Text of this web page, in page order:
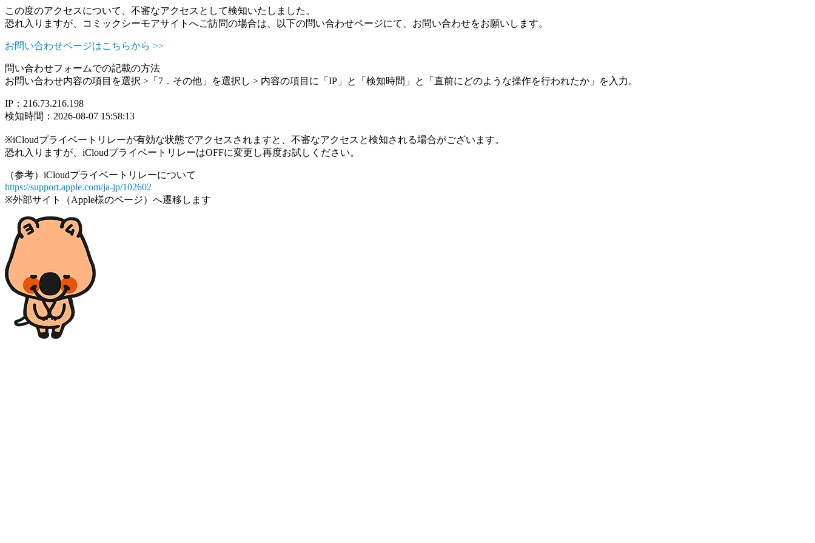
この度のアクセスについて、不審なアクセスとして検知いたしました。
恐れ入りますが、コミックシーモアサイトへご訪問の場合は、以下の問い合わせページにて、お問い合わせをお願いします。
お問い合わせページはこちらから >>
問い合わせフォームでの記載の方法
お問い合わせ内容の項目を選択 >「7．その他」を選択し > 内容の項目に「IP」と「検知時間」と「直前にどのような操作を行われたか」を入力。
IP：216.73.216.198
検知時間：2026-08-07 15:58:13
※iCloudプライベートリレーが有効な状態でアクセスされますと、不審なアクセスと検知される場合がございます。
恐れ入りますが、iCloudプライベートリレーはOFFに変更し再度お試しください。
（参考）iCloudプライベートリレーについて
https://support.apple.com/ja-jp/102602
※外部サイト（Apple様のページ）へ遷移します